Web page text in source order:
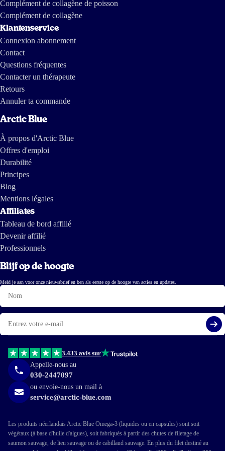
Complément de collagène de poisson
Complément de collagène
Klantenservice
Connexion abonnement
Contact
Questions fréquentes
Contacter un thérapeute
Retours
Annuler ta commande
Arctic Blue
À propos d'Arctic Blue
Offres d'emploi
Durabilité
Principes
Blog
Mentions légales
Affiliates
Tableau de bord affilié
Devenir affilié
Professionnels
Blijf op de hoogte
Meld je aan voor onze nieuwsbrief en ben als eerste op de hoogte van acties en updates.
Nom
E-
mail
3.433 avis sur
Appelle-nous au
030-2447097
ou envoie-nous un mail à
service@arctic-blue.com
Les produits néerlandais Arctic Blue Omega-3 (liquides ou en capsules) sont soit
végétaux (à base d'huile d'algues), soit fabriqués à partir des chutes de filetage de
saumon sauvage, de lieu sauvage ou de cabillaud sauvage. En plus du filet destiné au